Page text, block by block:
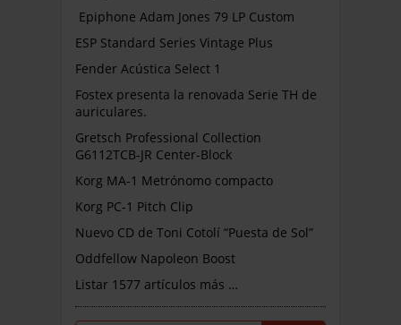
Epiphone Adam Jones 79 LP Custom
ESP Standard Series Vintage Plus
Fender Acústica Select 1
Fostex presenta la renovada Serie TH de
auriculares.
Gretsch Professional Collection
G6112TCB-JR Center-Block
Korg MA-1 Metrónomo compacto
Korg PC-1 Pitch Clip
Nuevo CD de Toni Cotolí “Puesta de Sol”
Oddfellow Napoleon Boost
Listar 1577 artículos más …